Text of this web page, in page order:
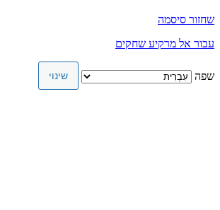
שחזור סיסמה
עבור אל מרקיע שחקים
שפה